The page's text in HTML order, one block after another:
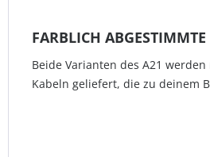
FARBLICH
Beide Varianten des A21
Kabeln geliefert, die zu deinem